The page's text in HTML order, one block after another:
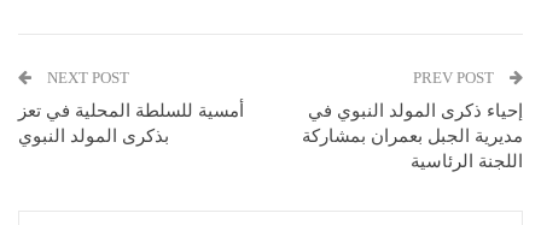
إحياء ذكرى المولد النبوي في
مديرية الجبل بعمران بمشاركة
اللجنة الرئاسية
NEXT POST
أمسية للسلطة المحلية في تعز
بذكرى المولد النبوي